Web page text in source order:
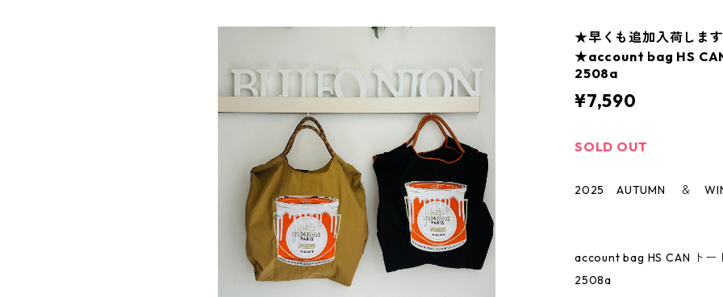
★早くも追加入荷しま
★account bag HS
2508a
¥7,590
SOLD OUT
2025 AUTUMN ＆
account bag HS CAN ト
2508a